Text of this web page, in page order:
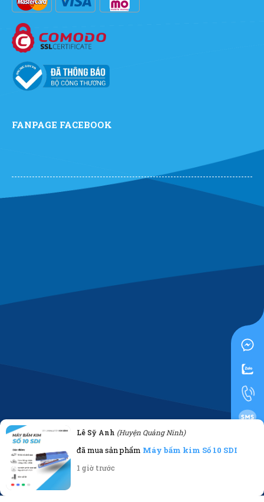
FANPAGE FACEBOOK
0919955500
Lê Sỹ Anh (Huyện Quảng Ninh)
đã mua sản phẩm Máy bấm kim Số 10 SDI
1 giờ trước